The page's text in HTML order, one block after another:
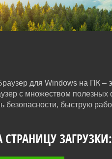
для Windows на ПК –
с множеством
безопасности, быструю
СТРАНИЦУ ЗАГРУЗКИ: